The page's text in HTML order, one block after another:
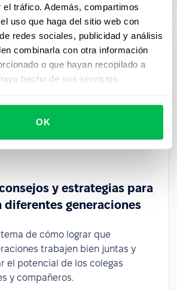
tráfico. Además, compartimos
uso que haga del sitio web con
redes sociales, publicidad y análisis
combinarla con otra información
o que hayan recopilado a
hecho de sus servicios.
OK
y estrategias para
diferentes generaciones
de cómo lograr que
trabajen bien juntas y
el potencial de los colegas
y compañeros.